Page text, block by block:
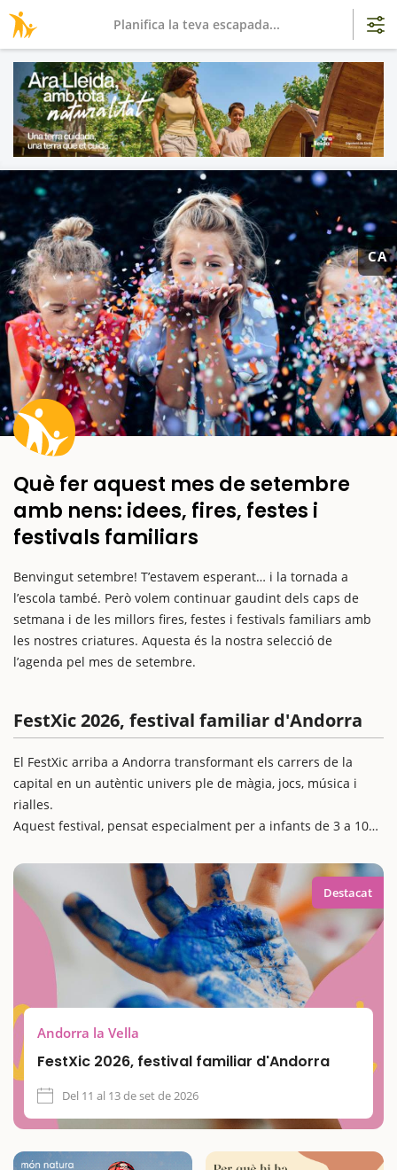
CA
Què fer aquest mes de setembre
amb nens: idees, fires, festes i
festivals familiars
Benvingut setembre! T’estavem esperant… i la tornada a
l’escola també. Però volem continuar gaudint dels caps de
setmana i de les millors fires, festes i festivals familiars amb
les nostres criatures. Aquesta és la nostra selecció de
l’agenda pel mes de setembre.
FestXic 2026, festival familiar d'Andorra
El FestXic arriba a Andorra transformant els carrers de la
capital en un autèntic univers ple de màgia, jocs, música i
rialles.
Aquest festival, pensat especialment per a infants de 3 a 10
a més d’activitats inclusives i propostes creatives per
compartir en família. Una oportunitat ideal per fer una
escapada amb nens i gaudir d’un cap de setmana únic al cor
dels Pirineus.
Andorra la Vella
FestXic 2026, festival familiar d'Andorra
Del 11 al 13 de set de 2026
Destacat
Planifica la teva escapada...